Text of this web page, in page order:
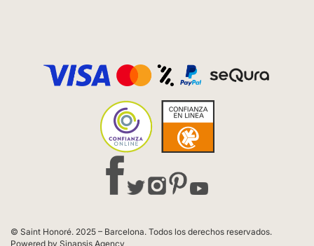
© Saint Honoré. 2025 – Barcelona. Todos los derechos reservados.
Powered by Sinapsis Agency